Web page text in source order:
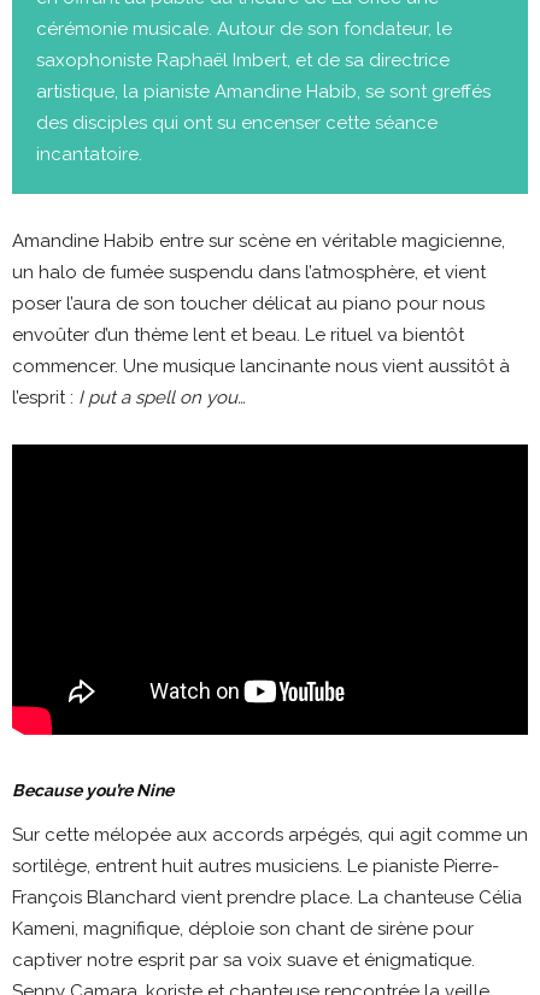
cérémonie musicale. Autour de son fondateur, le
saxophoniste Raphaël Imbert, et de sa directrice
artistique, la pianiste Amandine Habib, se sont greffés
des disciples qui ont su encenser cette séance
incantatoire.
Amandine Habib entre sur scène en véritable magicienne,
un halo de fumée suspendu dans l’atmosphère, et vient
poser l’aura de son toucher délicat au piano pour nous
envoûter d’un thème lent et beau. Le rituel va bientôt
commencer. Une musique lancinante nous vient aussitôt à
l’esprit : I put a spell on you…
Because you’re Nine
Sur cette mélopée aux accords arpégés, qui agit comme un
sortilège, entrent huit autres musiciens. Le pianiste Pierre-
François Blanchard vient prendre place. La chanteuse Célia
Kameni, magnifique, déploie son chant de sirène pour
captiver notre esprit par sa voix suave et énigmatique.